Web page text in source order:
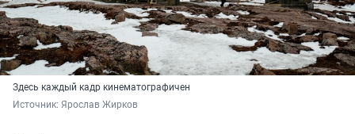
Здесь каждый кадр кинематографичен
Источник: Ярослав Жирков